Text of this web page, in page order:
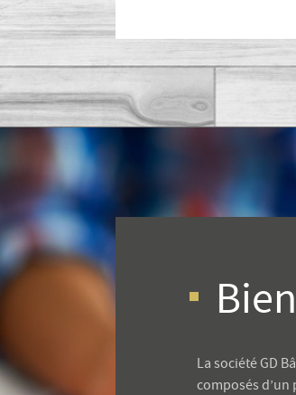
La société GD
composés